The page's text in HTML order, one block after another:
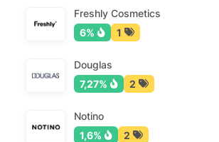
Freshly Cosmetics
6%
1
Douglas
7,27%
2
Notino
1,6%
2